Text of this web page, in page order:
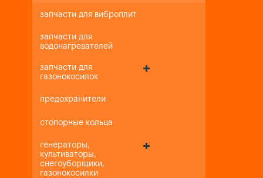
запчасти для виброплит
запчасти для
водонагревателей
запчасти для
газонокосилок
предохранители
стопорные кольца
генераторы,
культиваторы,
снегоуборщики,
газонокосилки